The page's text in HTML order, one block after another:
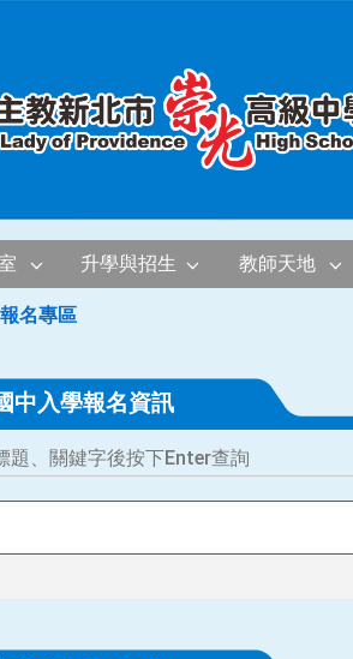
升學與招生 教師天地
報名專區
中入學報名資訊